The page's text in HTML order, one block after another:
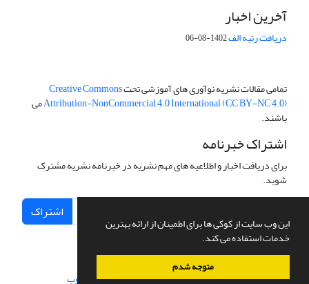
این وب سایت از کوکی ها برای اطمینان از ارائه بهترین
خدمات استفاده می کند.
متوجه شدم
آخرین اخبار
دریافت رتبه الف1402-08-06
تمامی مقالات نشریه نوآوری های آموزشی تحتCreative Commons
Attribution-NonCommercial 4.0 International (CC BY-NC 4.0)می
باشند.
اشتراک خبرنامه
برای دریافت اخبار و اطلاعیه های مهم نشریه در خبرنامه نشریه مشترک
شوید.
اشتراک
سامانه مدیریت نشریات علمی.طراحی و پیاده سازی از سیناوب